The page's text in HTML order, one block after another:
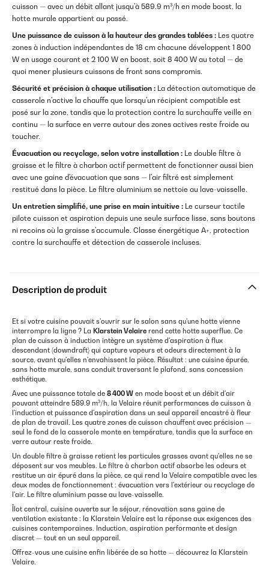
cuisson — avec un débit allant jusqu'à 589.9 m³/h en mode boost, la
hotte murale appartient au passé.
Une puissance de cuisson à la hauteur des grandes tablées : Les quatre
zones à induction indépendantes de 18 cm chacune développent 1 800
W en usage courant et 2 100 W en boost, soit 8 400 W au total — de
quoi mener plusieurs cuissons de front sans compromis.
Sécurité et précision à chaque utilisation : La détection automatique de
casserole n'active la chauffe que lorsqu'un récipient compatible est
posé sur la zone, tandis que la protection contre la surchauffe veille en
continu — la surface en verre autour des zones actives reste froide au
toucher.
Évacuation ou recyclage, selon votre installation : Le double filtre à
graisse et le filtre à charbon actif permettent de fonctionner aussi bien
avec une gaine d'évacuation que sans — l'air filtré est simplement
restitué dans la pièce. Le filtre aluminium se nettoie au lave-vaisselle.
Un entretien simplifié, une prise en main intuitive : Le curseur tactile
pilote cuisson et aspiration depuis une seule surface lisse, sans boutons
ni recoins où la graisse s'accumule. Classe énergétique A+, protection
contre la surchauffe et détection de casserole incluses.
Description de produit
Et si votre cuisine pouvait s'ouvrir sur le salon sans qu'une hotte vienne
interrompre la ligne ? La Klarstein Velaire rend cette hotte superflue. Ce
plan de cuisson à induction intègre un système d'aspiration à flux
descendant (downdraft) qui capture vapeurs et odeurs directement à la
source, avant qu'elles n'envahissent la pièce. Résultat : une cuisine épurée,
sans hotte murale, sans conduit traversant le plafond, sans concession
esthétique.
Avec une puissance totale de 8 400 W en mode boost et un débit d'air
pouvant atteindre 589.9 m³/h, la Velaire réunit performances de cuisson à
l'induction et puissance d'aspiration dans un seul appareil encastré à fleur
de plan de travail. Les quatre zones de cuisson chauffent avec précision —
seul le fond de la casserole monte en température, tandis que la surface en
verre autour reste froide.
Un double filtre à graisse retient les particules grasses avant qu'elles ne se
déposent sur vos meubles. Le filtre à charbon actif absorbe les odeurs et
restitue un air épuré dans la pièce, ce qui rend la Velaire compatible avec les
deux modes de fonctionnement : évacuation vers l'extérieur ou recyclage de
l'air. Le filtre aluminium passe au lave-vaisselle.
Îlot central, cuisine ouverte sur le séjour, rénovation sans gaine de
ventilation existante : la Klarstein Velaire est la réponse aux exigences des
cuisines contemporaines. Induction, aspiration performante et design
discret — tout en un seul appareil.
Offrez-vous une cuisine enfin libérée de sa hotte — découvrez la Klarstein
Velaire.